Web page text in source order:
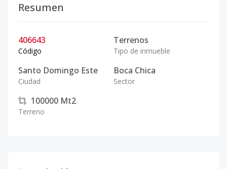
Resumen
406643
Código
Terrenos
Tipo de inmueble
Santo Domingo Este
Ciudad
Boca Chica
Sector
100000 Mt2
Terreno